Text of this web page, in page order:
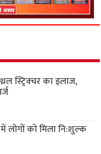
स्ट्रिक्चर का इलाज,
लोगों को मिला नि:शुल्क